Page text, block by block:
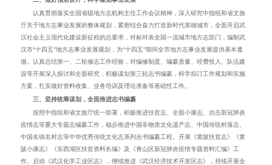
认真贯彻落实全国省级地方志机构主任工作会议精神，深入研究中指组和省文旅
厅关于地方志事业发展的整体规划，紧密结合奋力打造新时代英雄城市，全面开启武
汉社会主义现代化建设新征程的总要求，对标对表全国一流城市地方志部门，编制武
汉市“十四五”地方志事业发展规划，为“十四五”期间全市地方志事业发展提供基本遵
循。认真总结第一、二轮修志工作经验，对编修制度、编纂质量、经费投入、队伍建
设等开展深入探讨和全面研究，积极谋划第三轮志书编纂，科学拟订工作规划和实施
方案，扎实做好资料收集、业务培训及理论准备等基础性工作。
三、坚持统筹谋划，全面推进志书编纂
按照中指组和省文旅厅统一部署，积极推进扶贫志、全面小康志、抗击新冠肺炎
疫情志等重大专题志编纂工作，稳步推进中国非物质文化遗产志、中国传统村落志、
中国名镇名村志等中华优秀传统文化志系列丛书编纂工程。开展《黄陂扶贫志》《黄
陂小康志》
《东西湖区扶贫资料长编》及《青山区新冠肺炎疫情专题资料汇编》 工
作。启动《武汉化学工业区志》，继续推进《武汉经济技术开发区志》，持续开展全